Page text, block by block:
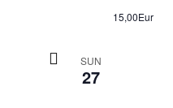
15,00Eur
SUN
27